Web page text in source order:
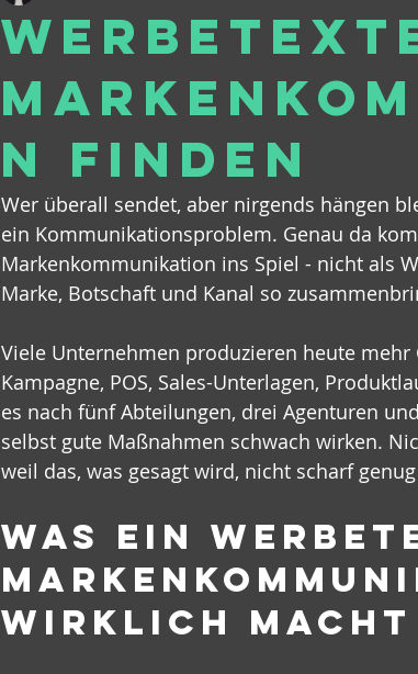
n finden
Wer überall sendet, aber nirgends hängen
ein Kommunikationsproblem. Genau da
Markenkommunikation ins Spiel - nicht als
Marke, Botschaft und Kanal so
Viele Unternehmen produzieren heute mehr
Kampagne, POS, Sales-Unterlagen,
es nach fünf Abteilungen, drei Agenturen
selbst gute Maßnahmen schwach wirken.
weil das, was gesagt wird, nicht scharf
Was ein
wirklich macht